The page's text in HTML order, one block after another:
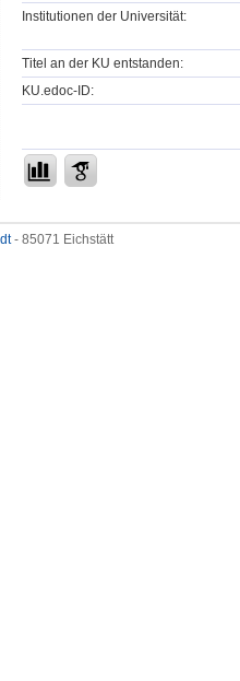
Institutionen der Universität:
Titel an der KU entstanden:
KU.edoc-ID:
- 85071 Eichstätt